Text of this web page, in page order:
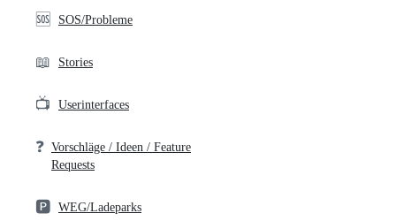
🆘 SOS/Probleme
📖 Stories
📺 Userinterfaces
❓ Vorschläge / Ideen / Feature
Requests
🅿️ WEG/Ladeparks